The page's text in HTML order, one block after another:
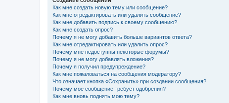
Как мне создать новую тему или сообщение?
Как мне отредактировать или удалить сообщение?
Как мне добавить подпись к своему сообщению?
Как мне создать опрос?
Почему я не могу добавить больше вариантов ответа?
Как мне отредактировать или удалить опрос?
Почему мне недоступны некоторые форумы?
Почему я не могу добавлять вложения?
Почему я получил предупреждение?
Как мне пожаловаться на сообщения модератору?
Что означает кнопка «Сохранить» при создании сообщения?
Почему моё сообщение требует одобрения?
Как мне вновь поднять мою тему?